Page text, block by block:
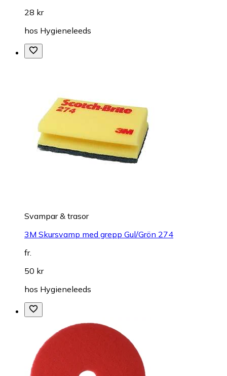
28 kr
hos Hygieneleeds
Svampar & trasor
3M Skursvamp med grepp Gul/Grön 274
fr.
50 kr
hos Hygieneleeds